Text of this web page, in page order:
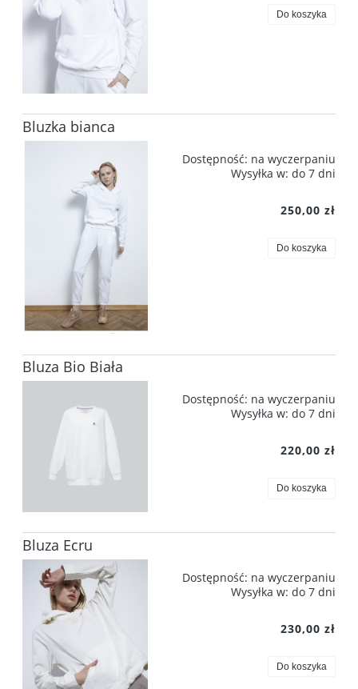
Do koszyka
Bluzka bianca
Dostępność: na wyczerpaniu
Wysyłka w: do 7 dni
250,00 zł
Do koszyka
Bluza Bio Biała
Dostępność: na wyczerpaniu
Wysyłka w: do 7 dni
220,00 zł
Do koszyka
Bluza Ecru
Dostępność: na wyczerpaniu
Wysyłka w: do 7 dni
230,00 zł
Do koszyka